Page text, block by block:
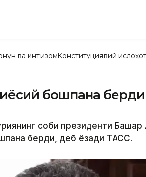
ва интизомКонституциявий ислоҳот
бошпана берди
собиқ президенти
берди, деб ёзади ТАСС.